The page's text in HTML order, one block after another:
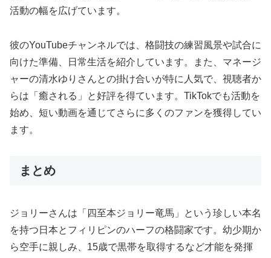
活動の幅を広げています。
彼のYouTubeチャンネルでは、格闘技の練習風景や試合に
向けた準備、日常生活を紹介しています。また、マネージ
ャーの清水ゆりさんとの掛け合いが特に人気で、視聴者か
らは「癒される」と好評を得ています。TikTokでも活動を
始め、短い動画を通じてさらに多くのファンを獲得してい
ます。
まとめ
ジョリーさんは「四至本ジョリー竜馬」という珍しい本名
を持つ日本とフィリピンのハーフの格闘家です。幼少期か
ら空手に親しみ、15歳で黒帯を取得するなど才能を発揮